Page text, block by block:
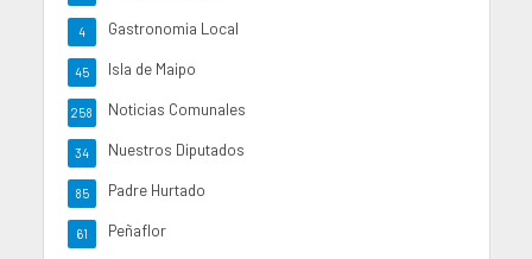
Gastronomia Local
4
Isla de Maipo
45
Noticias Comunales
258
Nuestros Diputados
34
Padre Hurtado
85
Peñaflor
61